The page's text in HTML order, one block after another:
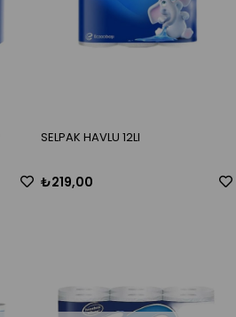
SELPAK HAVLU 12LI
₺219,00